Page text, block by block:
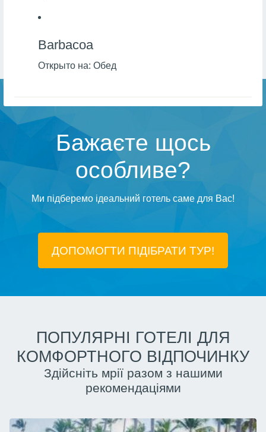
Barbacoa
Открыто на: Обед
Бажаєте щось
особливе?
Ми підберемо ідеальний готель саме для Вас!
ДОПОМОГТИ ПІДIБРАТИ ТУР!
ПОПУЛЯРНІ ГОТЕЛІ ДЛЯ
КОМФОРТНОГО ВІДПОЧИНКУ
Здійсніть мрії разом з нашими
рекомендаціями